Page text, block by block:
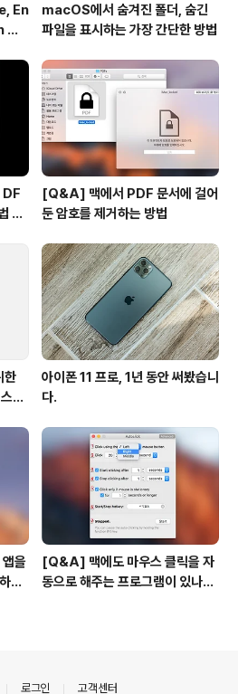
En
키
macOS에서 숨겨진 폴더, 숨긴
파일을 표시하는 가장 간단한 방법
DF
변
[Q&A] 맥에서 PDF 문서에 걸어
둔 암호를 제거하는 방법
한
타
아이폰 11 프로, 1년 동안 써봤습니
다.
을
는
[Q&A] 맥에도 마우스 클릭을 자
동으로 해주는 프로그램이 있나
로그인 고객센터